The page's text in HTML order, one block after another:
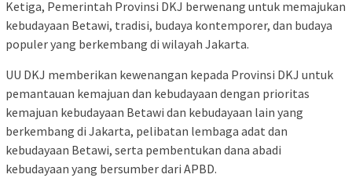
Ketiga, Pemerintah Provinsi DKJ berwenang untuk memajukan
kebudayaan Betawi, tradisi, budaya kontemporer, dan budaya
populer yang berkembang di wilayah Jakarta.
UU DKJ memberikan kewenangan kepada Provinsi DKJ untuk
pemantauan kemajuan dan kebudayaan dengan prioritas
kemajuan kebudayaan Betawi dan kebudayaan lain yang
berkembang di Jakarta, pelibatan lembaga adat dan
kebudayaan Betawi, serta pembentukan dana abadi
kebudayaan yang bersumber dari APBD.